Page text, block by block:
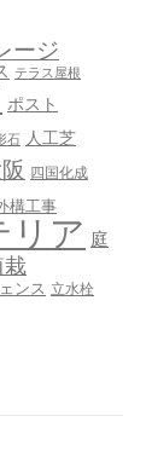
ージ
テラス屋根
ポスト
石 人工芝
四国化成
構工事
ア 庭
ンス 立水栓